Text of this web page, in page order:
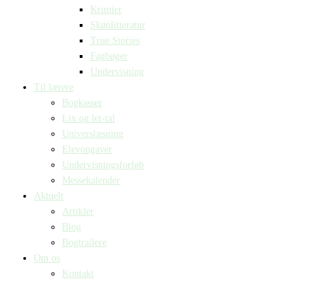
Krimier
Skønlitteratur
True Stories
Fagbøger
Undervisning
Til lærere
Bogkasser
Lix og let-tal
Universlæsning
Elevopgaver
Undervisningsforløb
Messekalender
Aktuelt
Artikler
Blog
Bogtrailere
Om os
Kontakt